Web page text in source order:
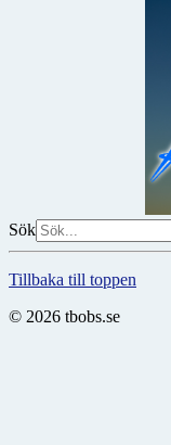
Sök
Tillbaka till toppen
© 2026 tbobs.se